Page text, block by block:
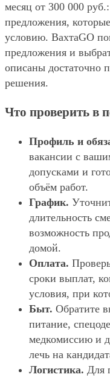
месяц от 300 000
предложения,
условию. ВахтаGO
предложения и
описаны достаточно
решения.
Что проверить в
Профиль и
вакансии с
допусками и
объём работ.
График.
длительность
возможность
домой.
Оплата.
сроки выплат,
условия, при
Быт. Обратите
питание,
медкомиссию и
лечь на
Логистика. Для